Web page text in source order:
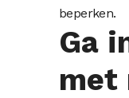
beperken.
Ga
met